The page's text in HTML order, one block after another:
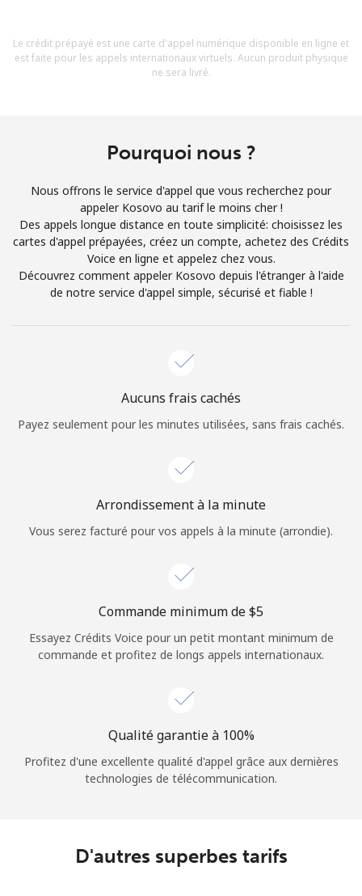
Restez en contact pour obtenir nos meilleures offres.
S'inscrire
Bonjour!
Identifiez-vous ou INSCRIVEZ-VOUS →
Rappel du mot de passe →
Login
Le crédit prépayé est une carte d'appel numérique disponible en ligne et
est faite pour les appels internationaux virtuels. Aucun produit physique
ne sera livré.
Pourquoi nous ?
Nous offrons le service d'appel que vous recherchez pour
appeler Kosovo au tarif le moins cher !
Des appels longue distance en toute simplicité: choisissez les
cartes d'appel prépayées, créez un compte, achetez des Crédits
Voice en ligne et appelez chez vous.
Découvrez comment appeler Kosovo depuis l'étranger à l'aide
de notre service d'appel simple, sécurisé et fiable !
Aucuns frais cachés
Payez seulement pour les minutes utilisées, sans frais cachés.
Arrondissement à la minute
Vous serez facturé pour vos appels à la minute (arrondie).
Commande minimum de ⁦$5⁩
Essayez Crédits Voice pour un petit montant minimum de
commande et profitez de longs appels internationaux.
Qualité garantie à 100%
Profitez d'une excellente qualité d'appel grâce aux dernières
technologies de télécommunication.
D'autres superbes tarifs